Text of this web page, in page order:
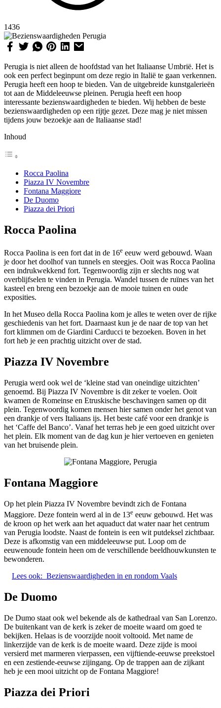
1436
Perugia is niet alleen de hoofdstad van het Italiaanse Umbrië. Het is
ook een perfect beginpunt om deze regio in Italië te gaan verkennen.
Perugia heeft een hoop te bieden. Van de uitgebreide kunstgalerieën
tot aan de Middeleeuwse pleinen. Perugia heeft een hoop
interessante bezienswaardigheden te bieden. Wij hebben de beste
bezienswaardigheden op een rijtje gezet. Deze mag je niet missen
tijdens jouw bezoekje aan de Italiaanse stad!
Inhoud
Rocca Paolina
Piazza IV Novembre
Fontana Maggiore
De Duomo
Piazza dei Priori
Rocca Paolina
Rocca Paolina is een fort dat in de 16e eeuw werd gebouwd. Waan
je door het doolhof van tunnels en steegjes. Ooit was Rocca Paolina
een indrukwekkend fort. Tegenwoordig zijn er slechts nog wat
overblijfselen te vinden in Perugia. Wandel tussen de ruïnes van het
kasteel en breng een bezoekje aan de mooie tuinen en oude
exposities.
In het Museo della Rocca Paolina kom je alles te weten over de rijke
geschiedenis van het fort. Daarnaast kun je de naar de top van het
fort klimmen om de Giardini Carducci te bezoeken. Boven in het
fort heb je een prachtig uitzicht over de stad.
Piazza IV Novembre
Perugia werd ook wel de ‘kleine stad van oneindige uitzichten’
genoemd. Bij Piazza IV Novembre is dit zeker te voelen. Ooit
kwamen de Romeinse en Etruskische beschavingen samen op dit
plein. Tegenwoordig komen mensen hier samen onder het genot van
een drankje of vers Italiaans ijs. Het beste café voor een drankje is
het ‘Caffe del Banco’. Vanaf het terras heb je een goed uitzicht over
het plein. Elk moment van de dag kun je hier vertoeven en genieten
van het bruisende plein.
Fontana Maggiore
Op het plein Piazza IV Novembre bevindt zich de Fontana
Maggiore. Deze fontein werd al in de 13e eeuw gebouwd. Het was
de kroon op het werk aan het aquaduct dat water naar het centrum
van Perugia loodste. Naast de fontein is een wit putdeksel zichtbaar.
Deze is afkomstig van een middeleeuwse put. Loop om de
eeuwenoude fontein heen om de verschillende beeldhouwkunsten te
bewonderen.
Lees ook: Bezienswaardigheden in en rondom Vaals
De Duomo
De Dumo staat ook wel bekende als de kathedraal van San Lorenzo.
De buitenkant van de kerk is zeker de moeite waard om goed te
bekijken. Helaas is de voorzijde nooit voltooid. Met name de
linkerzijde van de kerk is de moeite waard. Deze zijde is mooi
versierd met marmeren vierpassen, een vijftiende-eeuwse preekstoel
en een zestiende-eeuwse zijingang. Op de trappen aan de zijkant
heb je een mooi uitzicht op de Fontana Maggiore!
Piazza dei Priori